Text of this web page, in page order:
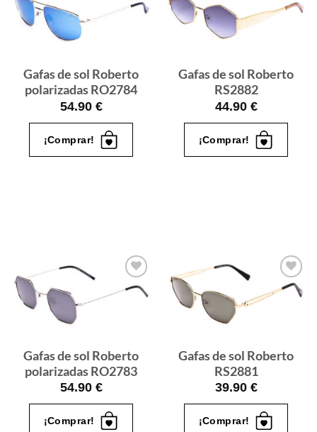
Gafas
Gafas de sol Roberto
polarizadas RO2784
54.90 €
¡Comprar!
Gafas
de sol
Gafas de sol Roberto
RS2882
44.90 €
¡Comprar!
Gafas
Gafas de sol Roberto
polarizadas RO2783
54.90 €
¡Comprar!
Gafas
de sol
Gafas de sol Roberto
RS2881
39.90 €
¡Comprar!